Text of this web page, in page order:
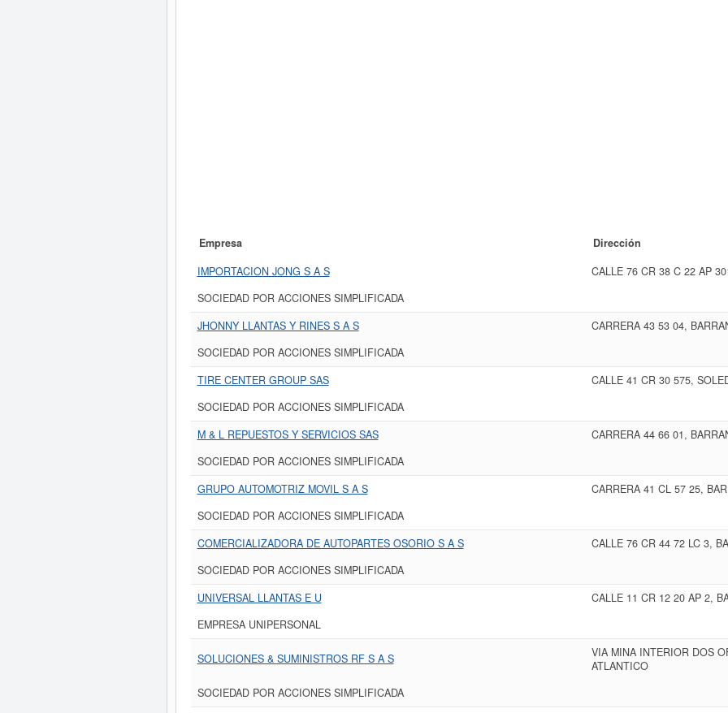
Empresa
Dirección
IMPORTACION JONG S A S
CALLE 76 CR 38 C 22 AP
SOCIEDAD POR ACCIONES SIMPLIFICADA
JHONNY LLANTAS Y RINES S A S
CARRERA 43 53 04,
SOCIEDAD POR ACCIONES SIMPLIFICADA
TIRE CENTER GROUP SAS
CALLE 41 CR 30 575,
SOCIEDAD POR ACCIONES SIMPLIFICADA
M & L REPUESTOS Y SERVICIOS SAS
CARRERA 44 66 01,
SOCIEDAD POR ACCIONES SIMPLIFICADA
GRUPO AUTOMOTRIZ MOVIL S A S
CARRERA 41 CL 57 25,
SOCIEDAD POR ACCIONES SIMPLIFICADA
COMERCIALIZADORA DE AUTOPARTES OSORIO S A S
CALLE 76 CR 44 72 LC 3,
SOCIEDAD POR ACCIONES SIMPLIFICADA
UNIVERSAL LLANTAS E U
CALLE 11 CR 12 20 AP 2,
EMPRESA UNIPERSONAL
SOLUCIONES & SUMINISTROS RF S A S
VIA MINA INTERIOR DOS
ATLANTICO
SOCIEDAD POR ACCIONES SIMPLIFICADA